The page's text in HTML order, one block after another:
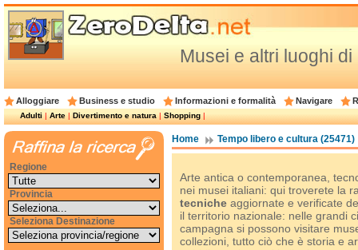
Musei e altri luoghi
Alloggiare Business e studio Informazioni e formalità Navigare
Adulti|Arte|Divertimento e natura|Shopping|
Home Tempo libero e cultura (25471)
Arte antica o contemporanea,
nei musei italiani: qui troverete la
tecniche aggiornate e verificate
il territorio nazionale: nelle grandi
campagna si possono visitare
collezioni, tutto ciò che è storia e
Regione
Provincia
Seleziona Destinazione